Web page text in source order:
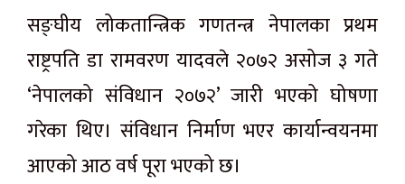
सङ्घीय लोकतान्त्रिक गणतन्त्र नेपालका प्रथम
राष्ट्रपति डा रामवरण यादवले २०७२ असोज ३ गते
‘नेपालको संविधान २०७२’ जारी भएको घोषणा
गरेका थिए। संविधान निर्माण भएर कार्यान्वयनमा
आएको आठ वर्ष पूरा भएको छ।